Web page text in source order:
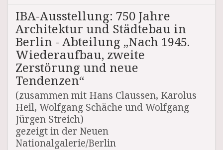
IBA-Ausstellung: 750 Jahre
Architektur und Städtebau in
Berlin - Abteilung „Nach 1945.
Wiederaufbau, zweite
Zerstörung und neue
Tendenzen“
(zusammen mit Hans Claussen, Karolus
Heil, Wolfgang Schäche und Wolfgang
Jürgen Streich)
gezeigt in der Neuen
Nationalgalerie/Berlin